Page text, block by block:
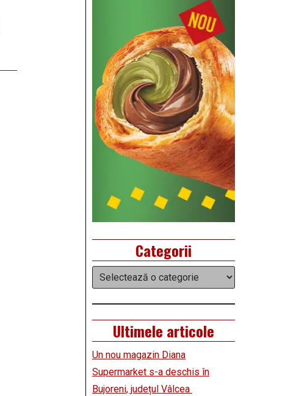
Categorii
Categorii
Ultimele articole
Un nou magazin Diana
Supermarket s-a deschis în
Bujoreni, județul Vâlcea